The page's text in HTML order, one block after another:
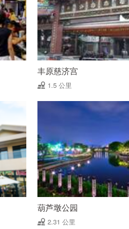
丰原慈济宫
1.5 公里
葫芦墩公园
2.31 公里